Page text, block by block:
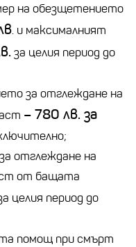
на обезщетението
. и максималният
за целия период до
за отглеждане на
– 780 лв. за
отглеждане на
от бащата
целия период до
помощ при смърт